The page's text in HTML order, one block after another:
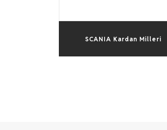
SCANIA Kardan Milleri